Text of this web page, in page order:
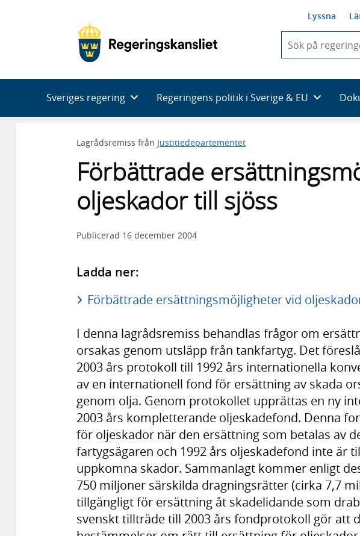
Lyssna
du
skriva
framträder
en
Sveriges regering Regeringens politik i Sverige & EU
Lagrådsremiss från Justitiedepartementet
Förbättrade
oljeskador till sjöss
Publicerad 16 december 2004
Ladda ner:
Förbättrade ersättningsmöjligheter vid
I denna lagrådsremiss behandlas frågor om
orsakas genom utsläpp från tankfartyg. Det
2003 års protokoll till 1992 års internationella
av en internationell fond för ersättning av skada
genom olja. Genom protokollet upprättas en ny
2003 års kompletterande oljeskadefond. Denna
för oljeskador när den ersättning som betalas av
fartygsägaren och 1992 års oljeskadefond inte är
uppkomna skador. Sammanlagt kommer enligt
750 miljoner särskilda dragningsrätter (cirka 7,7
tillgängligt för ersättning åt skadelidande som
svenskt tillträde till 2003 års fondprotokoll gör att